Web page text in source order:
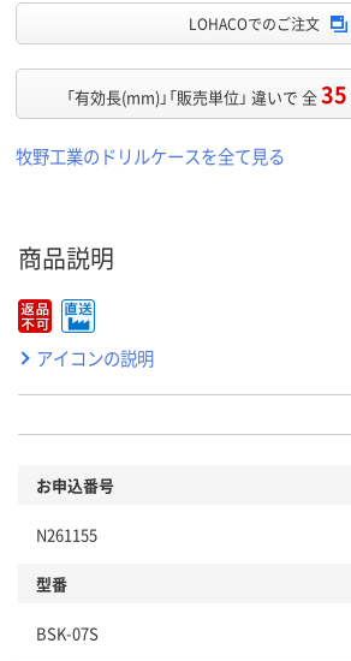
LOHACOでのご注文
「有効長(mm)」「販売単位」 違いで 全35
牧野工業のドリルケースを全て見る
商品説明
アイコンの説明
お申込番号
N261155
型番
BSK-07S